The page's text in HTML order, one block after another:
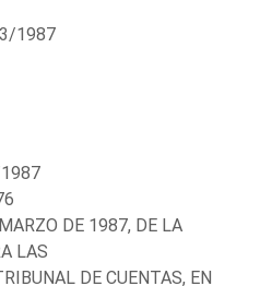
1987
DE 1987, DE LA
LAS
DE CUENTAS, EN